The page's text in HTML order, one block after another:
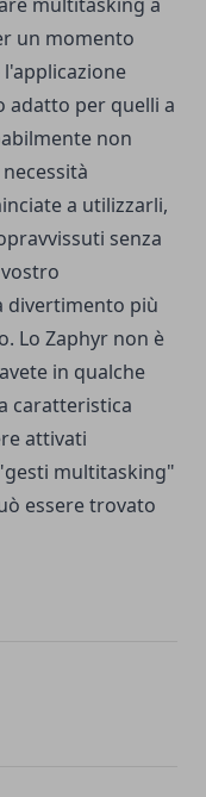
un momento
adatto per quelli a
non
a utilizzarli,
senza
divertimento più
Lo Zaphyr non è
in qualche
caratteristica
attivati
multitasking"
essere trovato